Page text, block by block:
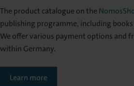
The product catalogue on the
publishing programme, including
We offer various payment options and
within Germany.
Learn more